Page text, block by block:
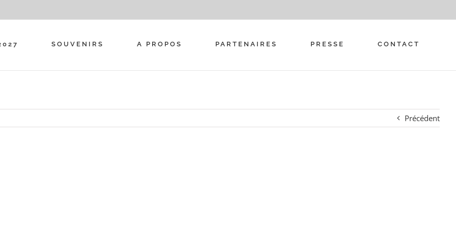
SOUVENIRS A PROPOS PARTENAIRES PRESSE CONTACT
Précédent